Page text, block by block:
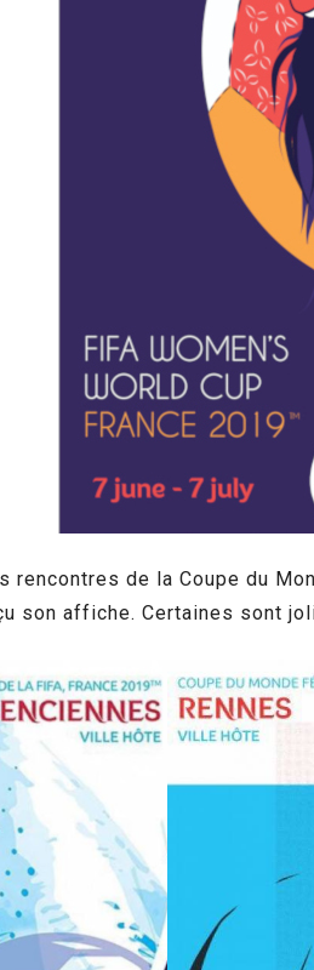
de la Coupe du
son affiche. Certaines sont